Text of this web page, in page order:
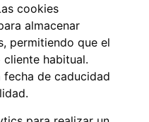
cookies
almacenar
permitiendo que el
habitual.
fecha de caducidad